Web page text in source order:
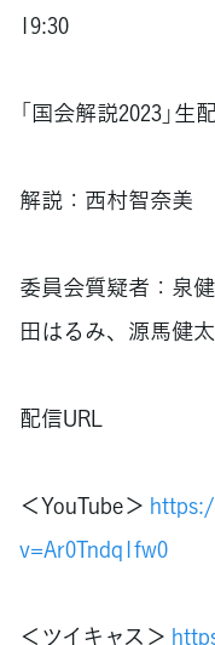
19:30
「国会解説2023」生
解説：西村智奈美
委員会質疑者：泉
田はるみ、源馬健
配信URL
＜YouTube＞
v=Ar0Tndq1fw0
＜ツイキャス＞